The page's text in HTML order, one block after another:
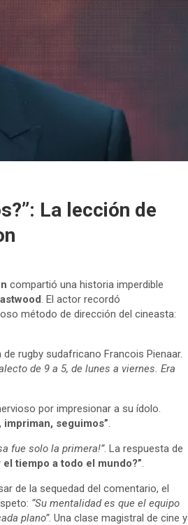
La lección de
compartió una historia imperdible
. El actor recordó
método de dirección del cineasta:
rugby sudafricano Francois Pienaar.
de 9 a 5, de lunes a viernes. Era
por impresionar a su ídolo.
impriman, seguimos”.
fue solo la primera!”. La respuesta de
tiempo a todo el mundo?”.
de la sequedad del comentario, el
“Su mentalidad es que el equipo
plano”. Una clase magistral de cine y